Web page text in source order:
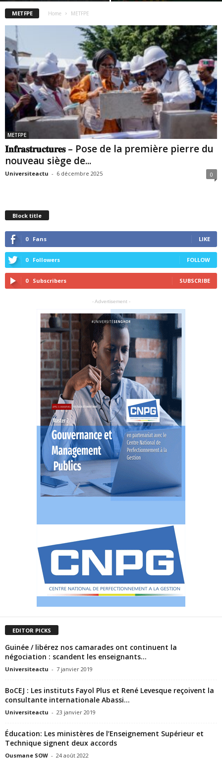
METFPE Home METFPE
METFPE
𝐈𝐧𝐟𝐫𝐚𝐬𝐭𝐫𝐮𝐜𝐭𝐮𝐫𝐞𝐬 – Pose de la première pierre du
nouveau siège de...
Universiteactu - 6 décembre 2025 0
Block title
0 Fans LIKE
0 Followers FOLLOW
0 Subscribers SUBSCRIBE
- Advertisement -
EDITOR PICKS
Guinée / libérez nos camarades ont continuent la
négociation : scandent les enseignants...
Universiteactu - 7 janvier 2019
BoCEJ : Les instituts Fayol Plus et René Levesque reçoivent la
consultante internationale Abassi...
Universiteactu - 23 janvier 2019
Éducation: Les ministères de l’Enseignement Supérieur et
Technique signent deux accords
Ousmane SOW - 24 août 2022